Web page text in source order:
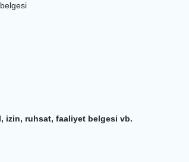
izin, ruhsat, faaliyet belgesi vb.